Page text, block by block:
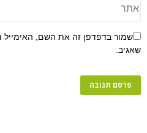
שמור בדפדפן זה את השם,
שאגיב.